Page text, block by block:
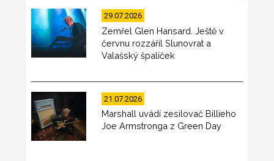
29.07.2026
Zemřel Glen Hansard. Ještě v
červnu rozzářil Slunovrat a
Valašský špalíček
21.07.2026
Marshall uvádí zesilovač Billieho
Joe Armstronga z Green Day